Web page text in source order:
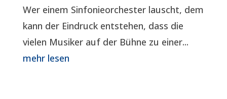
Wer einem Sinfonieorchester lauscht, dem
kann der Eindruck entstehen, dass die
vielen Musiker auf der Bühne zu einer...
mehr lesen